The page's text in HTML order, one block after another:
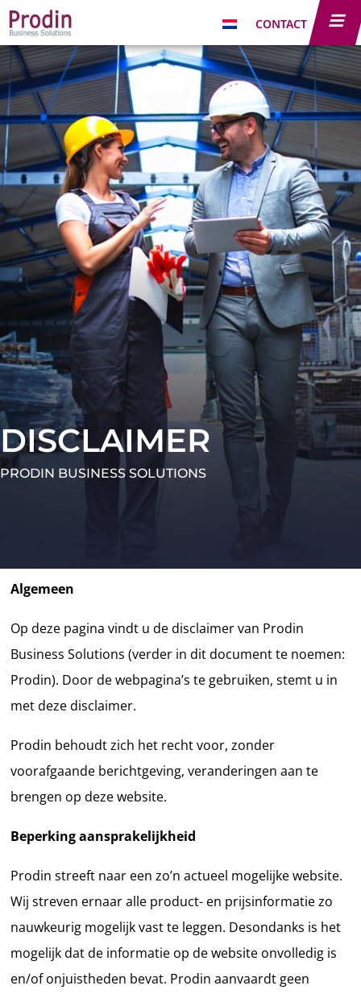
CONTACT
DISCLAIMER
PRODIN BUSINESS SOLUTIONS
Algemeen
Op deze pagina vindt u de disclaimer van Prodin
Business Solutions (verder in dit document te noemen:
Prodin). Door de webpagina’s te gebruiken, stemt u in
met deze disclaimer.
Prodin behoudt zich het recht voor, zonder
voorafgaande berichtgeving, veranderingen aan te
brengen op deze website.
Beperking aansprakelijkheid
Prodin streeft naar een zo’n actueel mogelijke website.
Wij streven ernaar alle product- en prijsinformatie zo
nauwkeurig mogelijk vast te leggen. Desondanks is het
mogelijk dat de informatie op de website onvolledig is
en/of onjuistheden bevat. Prodin aanvaardt geen